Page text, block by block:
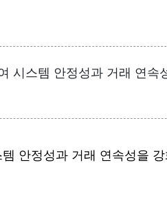
시스템 안정성과 거래 연속
안정성과 거래 연속성을